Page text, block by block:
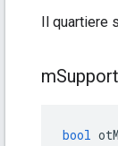
Il quartiere
m
bool